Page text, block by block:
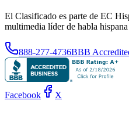
El Clasificado es parte de EC
multimedia líder de habla
888-277-4736BBB
Facebook X